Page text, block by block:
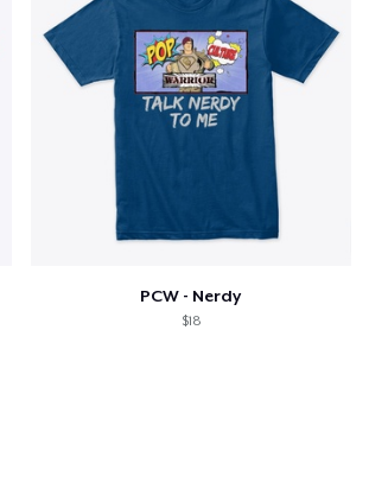
PCW - Nerdy
$18